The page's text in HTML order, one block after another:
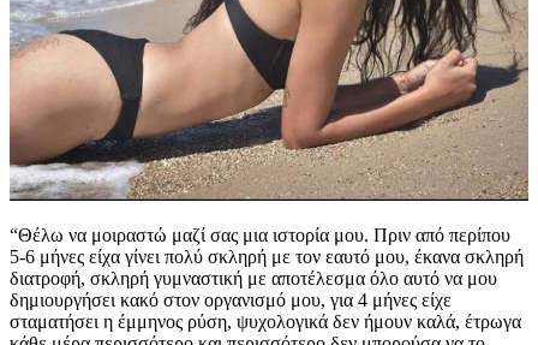
“Θέλω να μοιραστώ μαζί σας μια ιστορία μου. Πριν από περίπου
5-6 μήνες είχα γίνει πολύ σκληρή με τον εαυτό μου, έκανα σκληρή
διατροφή, σκληρή γυμναστική με αποτέλεσμα όλο αυτό να μου
δημιουργήσει κακό στον οργανισμό μου, για 4 μήνες είχε
σταματήσει η έμμηνος ρύση, ψυχολογικά δεν ήμουν καλά, έτρωγα